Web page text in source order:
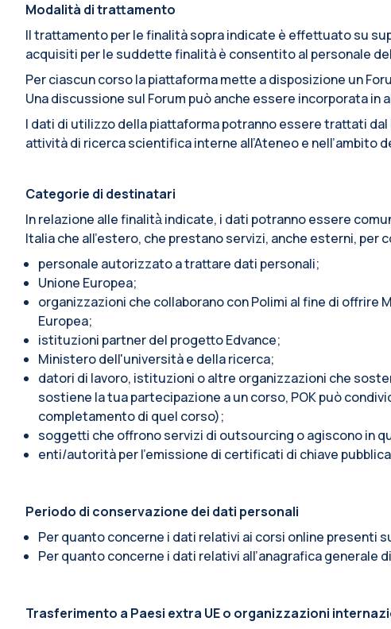
Modalità di trattamento
Il trattamento per le finalità sopra indicate è effettuato su
acquisiti per le suddette finalità è consentito al personale
Per ciascun corso la piattaforma mette a disposizione un
Una discussione sul Forum può anche essere incorporata
I dati di utilizzo della piattaforma potranno essere trattati
attività di ricerca scientifica interne all’Ateneo e nell’ambito
Categorie di destinatari
In relazione alle finalità̀ indicate, i dati potranno essere
Italia che all’estero, che prestano servizi, anche esterni, per
personale autorizzato a trattare dati personali;
Unione Europea;
organizzazioni che collaborano con Polimi al fine di offrire
Europea;
istituzioni partner del progetto Edvance;
Ministero dell'università e della ricerca;
datori di lavoro, istituzioni o altre organizzazioni che
sostiene la tua partecipazione a un corso, POK può
completamento di quel corso);
soggetti che offrono servizi di outsourcing o agiscono in
enti/autorità per l'emissione di certificati di chiave
Periodo di conservazione dei dati personali
Per quanto concerne i dati relativi ai corsi online presenti
Per quanto concerne i dati relativi all’anagrafica generale
Trasferimento a Paesi extra UE o organizzazioni